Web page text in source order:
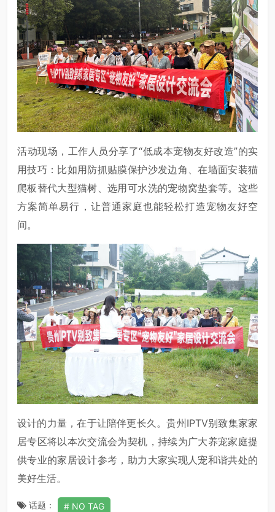
活动现场，工作人员分享了“低成本宠物友好改造”的实
用技巧：比如用防抓贴膜保护沙发边角、在墙面安装猫
爬板替代大型猫树、选用可水洗的宠物窝垫套等。这些
方案简单易行，让普通家庭也能轻松打造宠物友好空
间。
设计的力量，在于让陪伴更长久。贵州IPTV别致集家家
居专区将以本次交流会为契机，持续为广大养宠家庭提
供专业的家居设计参考，助力大家实现人宠和谐共处的
美好生活。
话题： NO TAG